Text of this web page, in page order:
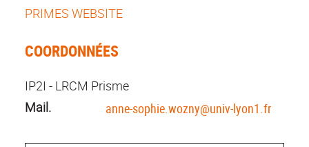
PRIMES WEBSITE
COORDONNÉES
IP2I - LRCM Prisme
Mail.
anne-sophie.wozny@univ-lyon1.fr